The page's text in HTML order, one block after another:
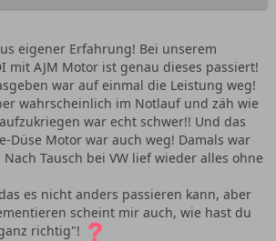
eigener Erfahrung! Bei unserem
mit AJM Motor ist genau dieses passiert!
war auf einmal die Leistung weg!
wahrscheinlich im Notlauf und zäh wie
war echt schwer!! Und das
Düse Motor war auch weg! Damals war
Tausch bei VW lief wieder alles ohne
es nicht anders passieren kann, aber
scheint mir auch, wie hast du
richtig"!